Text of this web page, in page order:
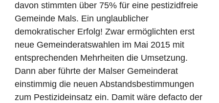
davon stimmten über 75% für eine pestizidfreie
Gemeinde Mals. Ein unglaublicher
demokratischer Erfolg! Zwar ermöglichten erst
neue Gemeinderatswahlen im Mai 2015 mit
entsprechenden Mehrheiten die Umsetzung.
Dann aber führte der Malser Gemeinderat
einstimmig die neuen Abstandsbestimmungen
zum Pestizideinsatz ein. Damit wäre defacto der